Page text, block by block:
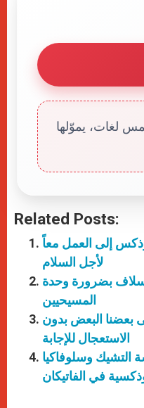
لغات، يموّلها
Related Posts:
إلى العمل معاً
لأجل السلام
بضرورة وحدة
المسيحيين
بعضنا البعض بدون
الاستعجال للإجابة
التشيك وسلوفاكيا
في الفاتيكان